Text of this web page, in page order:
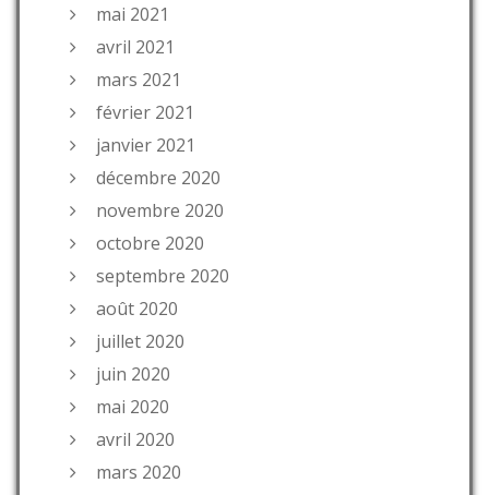
mai 2021
avril 2021
mars 2021
février 2021
janvier 2021
décembre 2020
novembre 2020
octobre 2020
septembre 2020
août 2020
juillet 2020
juin 2020
mai 2020
avril 2020
mars 2020